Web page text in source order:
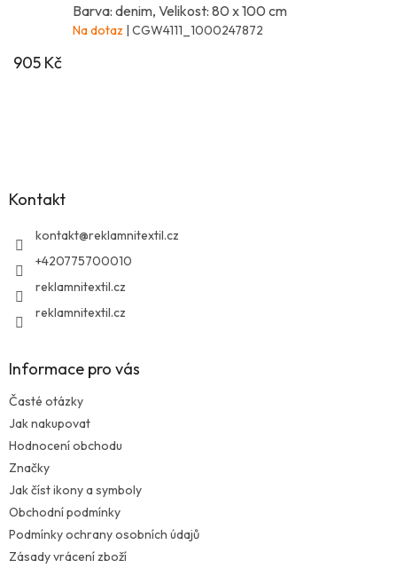
Barva: denim, Velikost: 80 x 100 cm
Na dotaz | CGW4111_1000247872
905 Kč
Kontakt
kontakt@reklamnitextil.cz
+420775700010
reklamnitextil.cz
reklamnitextil.cz
Informace pro vás
Časté otázky
Jak nakupovat
Hodnocení obchodu
Značky
Jak číst ikony a symboly
Obchodní podmínky
Podmínky ochrany osobních údajů
Zásady vrácení zboží